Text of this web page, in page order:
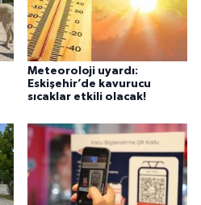
Meteoroloji uyardı:
Eskişehir’de kavurucu
sıcaklar etkili olacak!